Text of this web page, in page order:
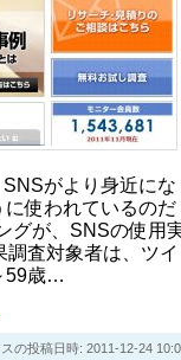
がより身近にな
使われているのだ
グが、SNSの使用
査対象者は、ツイ
59歳…
の投稿日時: 2011-12-24